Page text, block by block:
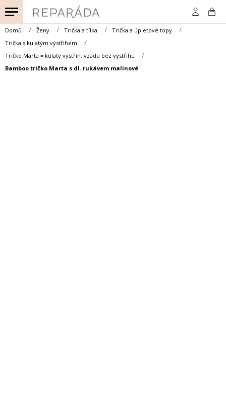
na
obsah
Domů Ženy Trička a tílka
Trička a úpletové topy
Trička s kulatým výstřihem
Tričko Marta = kulatý výstřih, vzadu bez výstřihu
Bamboo tričko Marta s dl. rukávem malinové